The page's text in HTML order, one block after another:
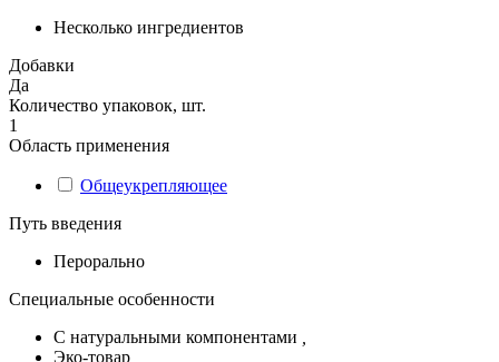
Несколько ингредиентов
Добавки
Да
Количество упаковок, шт.
1
Область применения
Общеукрепляющее
Путь введения
Перорально
Специальные особенности
С натуральными компонентами
Эко-товар